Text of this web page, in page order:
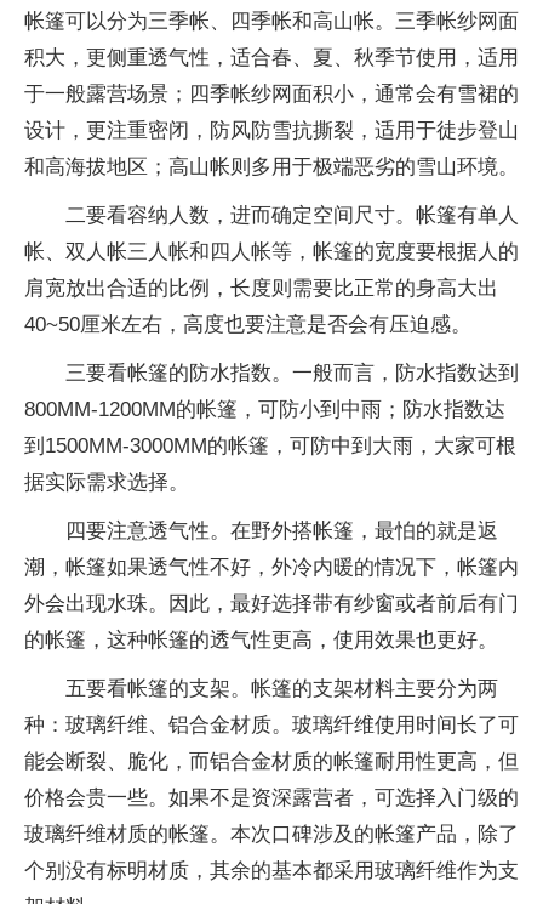
帐篷可以分为三季帐、四季帐和高山帐。三季帐纱网面
积大，更侧重透气性，适合春、夏、秋季节使用，适用
于一般露营场景；四季帐纱网面积小，通常会有雪裙的
设计，更注重密闭，防风防雪抗撕裂，适用于徒步登山
和高海拔地区；高山帐则多用于极端恶劣的雪山环境。
二要看容纳人数，进而确定空间尺寸。帐篷有单人
帐、双人帐三人帐和四人帐等，帐篷的宽度要根据人的
肩宽放出合适的比例，长度则需要比正常的身高大出
40~50厘米左右，高度也要注意是否会有压迫感。
三要看帐篷的防水指数。一般而言，防水指数达到
800MM-1200MM的帐篷，可防小到中雨；防水指数达
到1500MM-3000MM的帐篷，可防中到大雨，大家可根
据实际需求选择。
四要注意透气性。在野外搭帐篷，最怕的就是返
潮，帐篷如果透气性不好，外冷内暖的情况下，帐篷内
外会出现水珠。因此，最好选择带有纱窗或者前后有门
的帐篷，这种帐篷的透气性更高，使用效果也更好。
五要看帐篷的支架。帐篷的支架材料主要分为两
种：玻璃纤维、铝合金材质。玻璃纤维使用时间长了可
能会断裂、脆化，而铝合金材质的帐篷耐用性更高，但
价格会贵一些。如果不是资深露营者，可选择入门级的
玻璃纤维材质的帐篷。本次口碑涉及的帐篷产品，除了
个别没有标明材质，其余的基本都采用玻璃纤维作为支